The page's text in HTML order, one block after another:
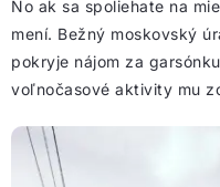
No ak sa spoliehate na
mení. Bežný moskovský
pokryje nájom za
voľnočasové aktivity mu